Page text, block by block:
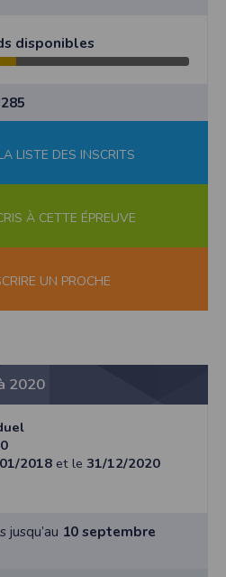
disponibles
LISTE DES INSCRITS
À CETTE ÉPREUVE
UN PROCHE
2020
2018 et le 31/12/2020
jusqu’au 10 septembre